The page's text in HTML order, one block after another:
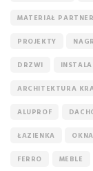
MATERIAŁ
PROJEKTY
DRZWI
ARCHITEKTURA
ALUPROF
ŁAZIENKA OKNA
FERRO MEBLE